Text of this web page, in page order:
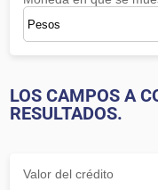
LOS CAMPOS A
RESULTADOS.
Valor del crédito